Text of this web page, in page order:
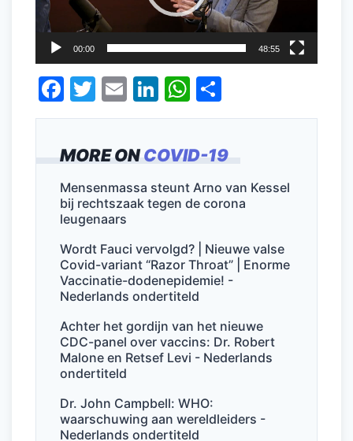
MORE ONCOVID-19
Mensenmassa steunt Arno van Kessel
bij rechtszaak tegen de corona
leugenaars
Wordt Fauci vervolgd? | Nieuwe valse
Covid-variant “Razor Throat” | Enorme
Vaccinatie-dodenepidemie! -
Nederlands ondertiteld
Achter het gordijn van het nieuwe
CDC-panel over vaccins: Dr. Robert
Malone en Retsef Levi - Nederlands
ondertiteld
Dr. John Campbell: WHO:
waarschuwing aan wereldleiders -
Nederlands ondertiteld
00:00 48:55
F
a
e
b
o
o
k
T
w
er
E
m
l
Li
n
e
dI
n
W
h
s
A
p
p
el
n